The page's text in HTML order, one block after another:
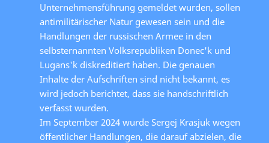
Unternehmensführung gemeldet wurden, sollen
antimilitärischer Natur gewesen sein und die
Handlungen der russischen Armee in den
selbsternannten Volksrepubliken Donec'k und
Lugans'k diskreditiert haben. Die genauen
Inhalte der Aufschriften sind nicht bekannt, es
wird jedoch berichtet, dass sie handschriftlich
verfasst wurden.
Im September 2024 wurde Sergej Krasjuk wegen
öffentlicher Handlungen, die darauf abzielen, die